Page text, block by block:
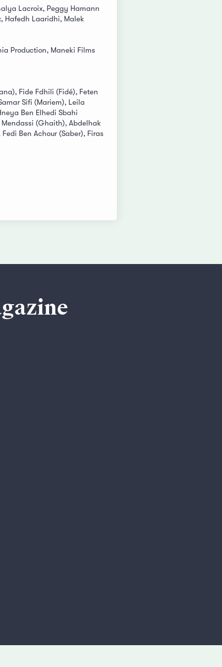
Lacroix, Peggy Hamann
Hafedh Laaridhi, Malek
Production, Maneki Films
Fide Fdhili (Fidé), Feten
Sifi (Mariem), Leila
Ben Elhedi Sbahi
(Ghaith), Abdelhak
Ben Achour (Saber), Firas